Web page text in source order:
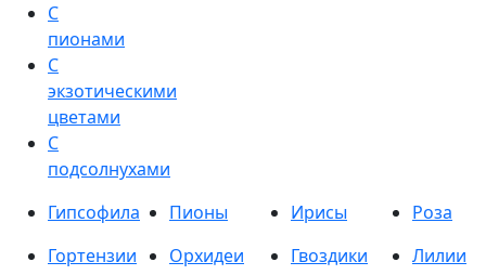
С
пионами
С
экзотическими
цветами
С
подсолнухами
Гипсофила
Пионы Ирисы
Роза
Гортензии
Орхидеи Гвоздики
Лилии